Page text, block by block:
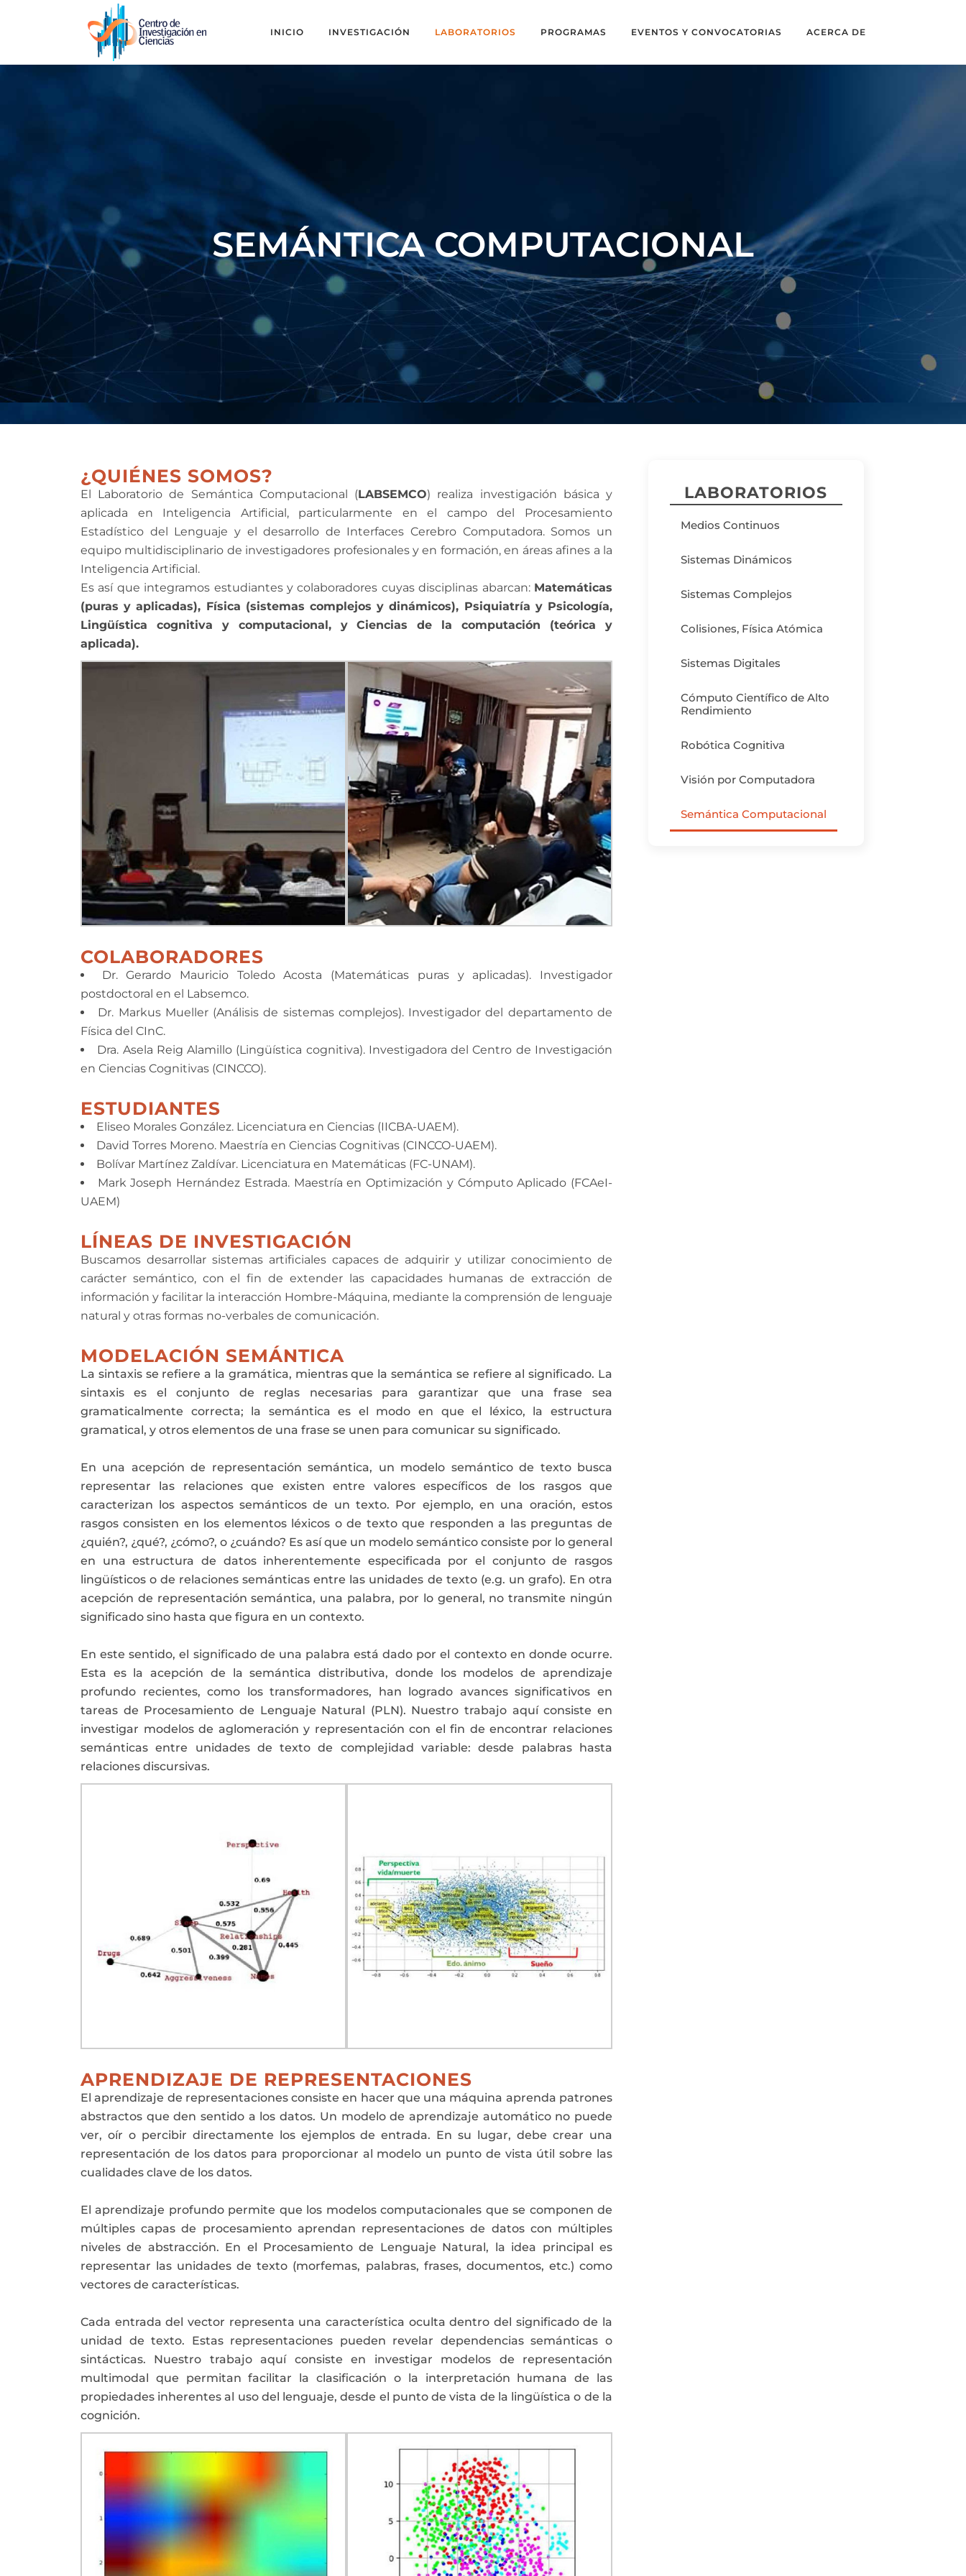
INICIO INVESTIGACIÓN LABORATORIOS PROGRAMAS EVENTOS Y CONVOCATORIAS ACERCA DE
SEMÁNTICA COMPUTACIONAL
¿QUIÉNES SOMOS?
El Laboratorio de Semántica Computacional (LABSEMCO) realiza investigación básica y
aplicada en Inteligencia Artificial, particularmente en el campo del Procesamiento
Estadístico del Lenguaje y el desarrollo de Interfaces Cerebro Computadora. Somos un
equipo multidisciplinario de investigadores profesionales y en formación, en áreas afines a la
Inteligencia Artificial.
Es así que integramos estudiantes y colaboradores cuyas disciplinas abarcan: Matemáticas
(puras y aplicadas), Física (sistemas complejos y dinámicos), Psiquiatría y Psicología,
Lingüística cognitiva y computacional, y Ciencias de la computación (teórica y
aplicada).
COLABORADORES
Dr. Gerardo Mauricio Toledo Acosta (Matemáticas puras y aplicadas). Investigador
postdoctoral en el Labsemco.
Dr. Markus Mueller (Análisis de sistemas complejos). Investigador del departamento de
Física del CInC.
Dra. Asela Reig Alamillo (Lingüística cognitiva). Investigadora del Centro de Investigación
en Ciencias Cognitivas (CINCCO).
ESTUDIANTES
Eliseo Morales González. Licenciatura en Ciencias (IICBA-UAEM).
David Torres Moreno. Maestría en Ciencias Cognitivas (CINCCO-UAEM).
Bolívar Martínez Zaldívar. Licenciatura en Matemáticas (FC-UNAM).
Mark Joseph Hernández Estrada. Maestría en Optimización y Cómputo Aplicado (FCAeI-
UAEM)
LÍNEAS DE INVESTIGACIÓN
Buscamos desarrollar sistemas artificiales capaces de adquirir y utilizar conocimiento de
carácter semántico, con el fin de extender las capacidades humanas de extracción de
información y facilitar la interacción Hombre-Máquina, mediante la comprensión de lenguaje
natural y otras formas no-verbales de comunicación.
MODELACIÓN SEMÁNTICA
La sintaxis se refiere a la gramática, mientras que la semántica se refiere al significado. La
sintaxis es el conjunto de reglas necesarias para garantizar que una frase sea
gramaticalmente correcta; la semántica es el modo en que el léxico, la estructura
gramatical, y otros elementos de una frase se unen para comunicar su significado.
En una acepción de representación semántica, un modelo semántico de texto busca
representar las relaciones que existen entre valores específicos de los rasgos que
caracterizan los aspectos semánticos de un texto. Por ejemplo, en una oración, estos
rasgos consisten en los elementos léxicos o de texto que responden a las preguntas de
¿quién?, ¿qué?, ¿cómo?, o ¿cuándo? Es así que un modelo semántico consiste por lo general
en una estructura de datos inherentemente especificada por el conjunto de rasgos
lingüísticos o de relaciones semánticas entre las unidades de texto (e.g. un grafo). En otra
acepción de representación semántica, una palabra, por lo general, no transmite ningún
significado sino hasta que figura en un contexto.
En este sentido, el significado de una palabra está dado por el contexto en donde ocurre.
Esta es la acepción de la semántica distributiva, donde los modelos de aprendizaje
profundo recientes, como los transformadores, han logrado avances significativos en
tareas de Procesamiento de Lenguaje Natural (PLN). Nuestro trabajo aquí consiste en
investigar modelos de aglomeración y representación con el fin de encontrar relaciones
semánticas entre unidades de texto de complejidad variable: desde palabras hasta
relaciones discursivas.
APRENDIZAJE DE REPRESENTACIONES
El aprendizaje de representaciones consiste en hacer que una máquina aprenda patrones
abstractos que den sentido a los datos. Un modelo de aprendizaje automático no puede
ver, oír o percibir directamente los ejemplos de entrada. En su lugar, debe crear una
representación de los datos para proporcionar al modelo un punto de vista útil sobre las
cualidades clave de los datos.
El aprendizaje profundo permite que los modelos computacionales que se componen de
múltiples capas de procesamiento aprendan representaciones de datos con múltiples
niveles de abstracción. En el Procesamiento de Lenguaje Natural, la idea principal es
representar las unidades de texto (morfemas, palabras, frases, documentos, etc.) como
vectores de características.
Cada entrada del vector representa una característica oculta dentro del significado de la
unidad de texto. Estas representaciones pueden revelar dependencias semánticas o
sintácticas. Nuestro trabajo aquí consiste en investigar modelos de representación
multimodal que permitan facilitar la clasificación o la interpretación humana de las
propiedades inherentes al uso del lenguaje, desde el punto de vista de la lingüística o de la
cognición.
LABORATORIOS
Medios Continuos
Sistemas Dinámicos
Sistemas Complejos
Colisiones, Física Atómica
Sistemas Digitales
Cómputo Científico de Alto
Rendimiento
Robótica Cognitiva
Visión por Computadora
Semántica Computacional